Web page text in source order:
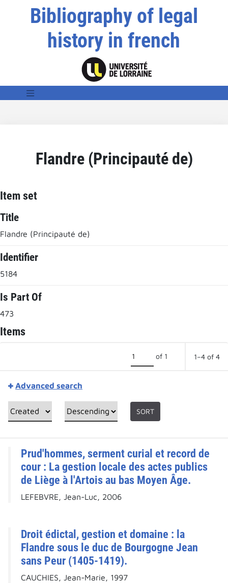
Bibliography of legal
history in french
Flandre (Principauté de)
Item set
Title
Flandre (Principauté de)
Identifier
5184
Is Part Of
473
Items
of 1 1–4 of 4
Advanced search
SORT
Prud'hommes, serment curial et record de
cour : La gestion locale des actes publics
de Liège à l'Artois au bas Moyen Âge.
LEFEBVRE, Jean-Luc, 2006
Droit édictal, gestion et domaine : la
Flandre sous le duc de Bourgogne Jean
sans Peur (1405-1419).
CAUCHIES, Jean-Marie, 1997